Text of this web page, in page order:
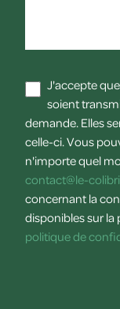
J'accepte
soient
demande. Elles
celle-ci. Vous
n'importe quel
contact@le-
concernant la
disponibles sur la
politique de